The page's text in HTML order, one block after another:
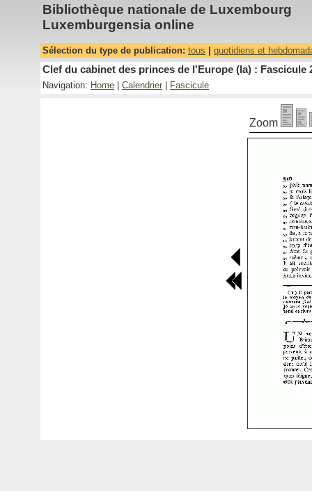
Bibliothèque nationale de Luxembourg
Luxemburgensia online
Sélection du type de publication: tous quotidiens et
Clef du cabinet des princes de l'Europe (la) : Fascicule
Navigation: Home Calendrier Fascicule
Zoom